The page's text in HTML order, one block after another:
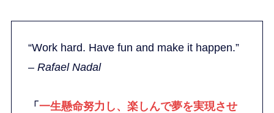
“Work hard. Have fun and make it happen.”
–Rafael Nadal
「 一生懸命努力し、楽しんで夢を実現させ